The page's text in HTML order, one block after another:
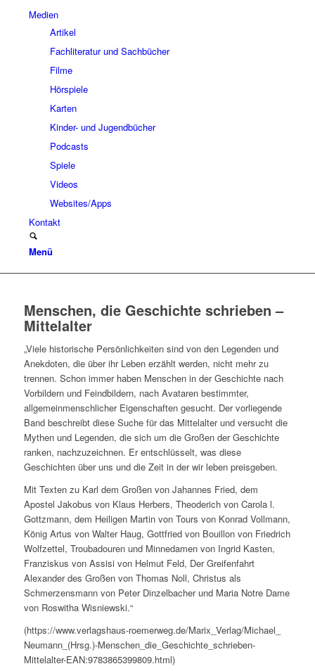
Medien
Artikel
Fachliteratur und Sachbücher
Filme
Hörspiele
Karten
Kinder- und Jugendbücher
Podcasts
Spiele
Videos
Websites/Apps
Kontakt
Menü
Menschen, die Geschichte schrieben –
Mittelalter
„Viele historische Persönlichkeiten sind von den Legenden und
Anekdoten, die über ihr Leben erzählt werden, nicht mehr zu
trennen. Schon immer haben Menschen in der Geschichte nach
Vorbildern und Feindbildern, nach Avataren bestimmter,
allgemeinmenschlicher Eigenschaften gesucht. Der vorliegende
Band beschreibt diese Suche für das Mittelalter und versucht die
Mythen und Legenden, die sich um die Großen der Geschichte
ranken, nachzuzeichnen. Er entschlüsselt, was diese
Geschichten über uns und die Zeit in der wir leben preisgeben.
Mit Texten zu Karl dem Großen von Jahannes Fried, dem
Apostel Jakobus von Klaus Herbers, Theoderich von Carola l.
Gottzmann, dem Heiligen Martin von Tours von Konrad Vollmann,
König Artus von Walter Haug, Gottfried von Bouillon von Friedrich
Wolfzettel, Troubadouren und Minnedamen von Ingrid Kasten,
Franziskus von Assisi von Helmut Feld, Der Greifenfahrt
Alexander des Großen von Thomas Noll, Christus als
Schmerzensmann von Peter Dinzelbacher und Maria Notre Dame
von Roswitha Wisniewski.“
(https://www.verlagshaus-roemerweg.de/Marix_Verlag/Michael_
Neumann_(Hrsg.)-Menschen_die_Geschichte_schrieben-
Mittelalter-EAN:9783865399809.html)